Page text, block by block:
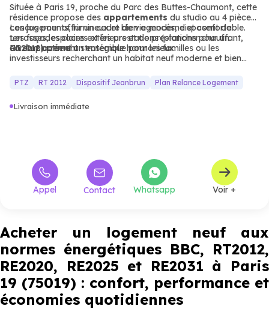
Située à Paris 19, proche du Parc des Buttes-Chaumont, cette
résidence propose des appartements du studio au 4 pièces,
conçus pour offrir un cadre de vie moderne et confortable.
Les façades claires et les prestations (plancher chauffant,
RT2012) créent un ensemble harmonieux.
Les logements, lumineux et bien agencés, disposent de
terrasses, espaces extérieurs et de prestations pour un
confort optimal.
Un emplacement stratégique pour les familles ou les
investisseurs recherchant un habitat neuf moderne et bien
PTZ RT 2012 Dispositif Jeanbrun Plan Relance Logement
Livraison immédiate
Appel Contact Whatsapp Voir +
Acheter un logement neuf aux
normes énergétiques BBC, RT2012,
RE2020, RE2025 et RE2031 à Paris
19 (75019) : confort, performance et
économies quotidiennes